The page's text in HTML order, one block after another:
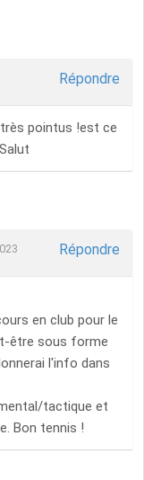
Répondre
pointus !est ce
Répondre
en club pour le
être sous forme
l'info dans
tactique et
Bon tennis !